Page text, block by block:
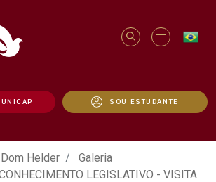
SOU ESTUDANTE
DA DEMOCRACIA
Helder
Galeria
LEGISLATIVO - VISITA